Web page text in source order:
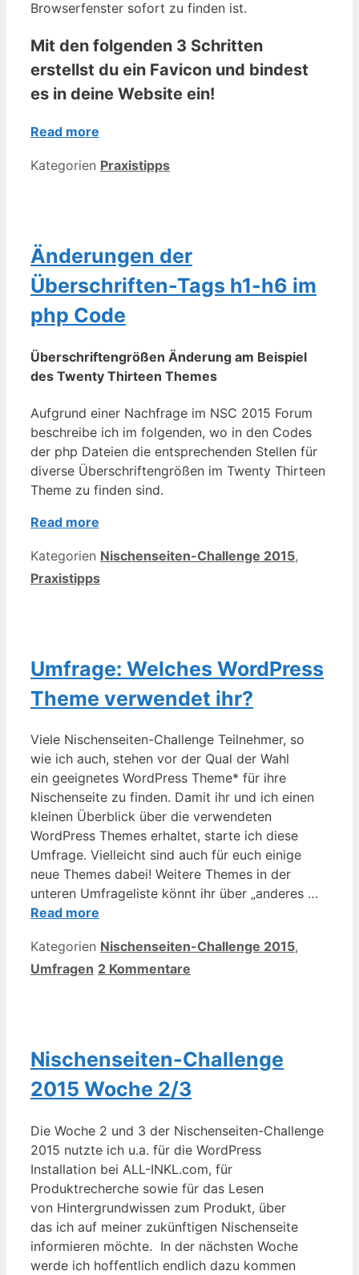
Browserfenster sofort zu finden ist.
Mit den folgenden 3 Schritten
erstellst du ein Favicon und bindest
es in deine Website ein!
Read more
Kategorien Praxistipps
Änderungen der
Überschriften-Tags h1-h6 im
php Code
Überschriftengrößen Änderung am Beispiel
des Twenty Thirteen Themes
Aufgrund einer Nachfrage im NSC 2015 Forum
beschreibe ich im folgenden, wo in den Codes
der php Dateien die entsprechenden Stellen für
diverse Überschriftengrößen im Twenty Thirteen
Theme zu finden sind.
Read more
Kategorien Nischenseiten-Challenge 2015,
Praxistipps
Umfrage: Welches WordPress
Theme verwendet ihr?
Viele Nischenseiten-Challenge Teilnehmer, so
wie ich auch, stehen vor der Qual der Wahl
ein geeignetes WordPress Theme* für ihre
Nischenseite zu finden. Damit ihr und ich einen
kleinen Überblick über die verwendeten
WordPress Themes erhaltet, starte ich diese
Umfrage. Vielleicht sind auch für euch einige
neue Themes dabei! Weitere Themes in der
unteren Umfrageliste könnt ihr über „anderes …
Read more
Kategorien Nischenseiten-Challenge 2015,
Umfragen 2 Kommentare
Nischenseiten-Challenge
2015 Woche 2/3
Die Woche 2 und 3 der Nischenseiten-Challenge
2015 nutzte ich u.a. für die WordPress
Installation bei ALL-INKL.com, für
Produktrecherche sowie für das Lesen
von Hintergrundwissen zum Produkt, über
das ich auf meiner zukünftigen Nischenseite
informieren möchte. In der nächsten Woche
werde ich hoffentlich endlich dazu kommen